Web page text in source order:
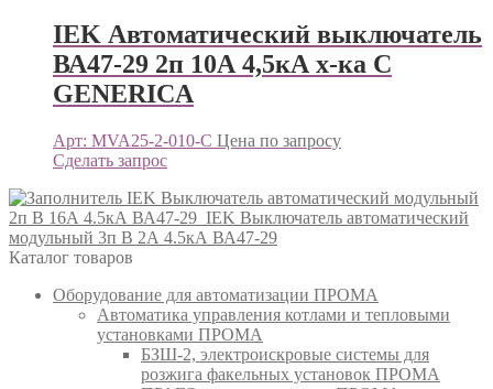
IEK Автоматический выключатель
ВА47-29 2п 10А 4,5кА х-ка С
GENERICА
Арт: MVA25-2-010-C Цена по запросу
Сделать запрос
IEK Выключатель автоматический модульный
2п B 16А 4.5кА ВА47-29 IEK Выключатель автоматический
модульный 3п B 2А 4.5кА ВА47-29
Каталог товаров
Оборудование для автоматизации ПРОМА
Автоматика управления котлами и тепловыми
установками ПРОМА
БЗШ-2, электроискровые системы для
розжига факельных установок ПРОМА